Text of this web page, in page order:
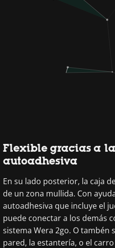
Flexible gracias a
autoadhesiva
En su lado posterior, la caja
de un zona mullida. Con
autoadhesiva que incluye el
puede conectar a los demás
sistema Wera 2go. O tambén
pared, la estantería, o el